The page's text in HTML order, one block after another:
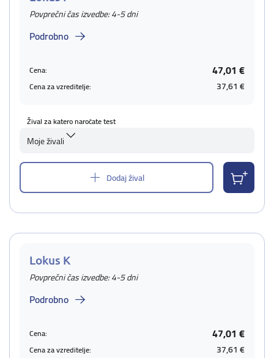
Povprečni čas izvedbe: 4-5 dni
Podrobno
Cena: 47,01 €
Cena za vzreditelje: 37,61 €
Žival za katero naročate test
Moje živali
Dodaj žival
Lokus K
Povprečni čas izvedbe: 4-5 dni
Podrobno
Cena: 47,01 €
Cena za vzreditelje: 37,61 €